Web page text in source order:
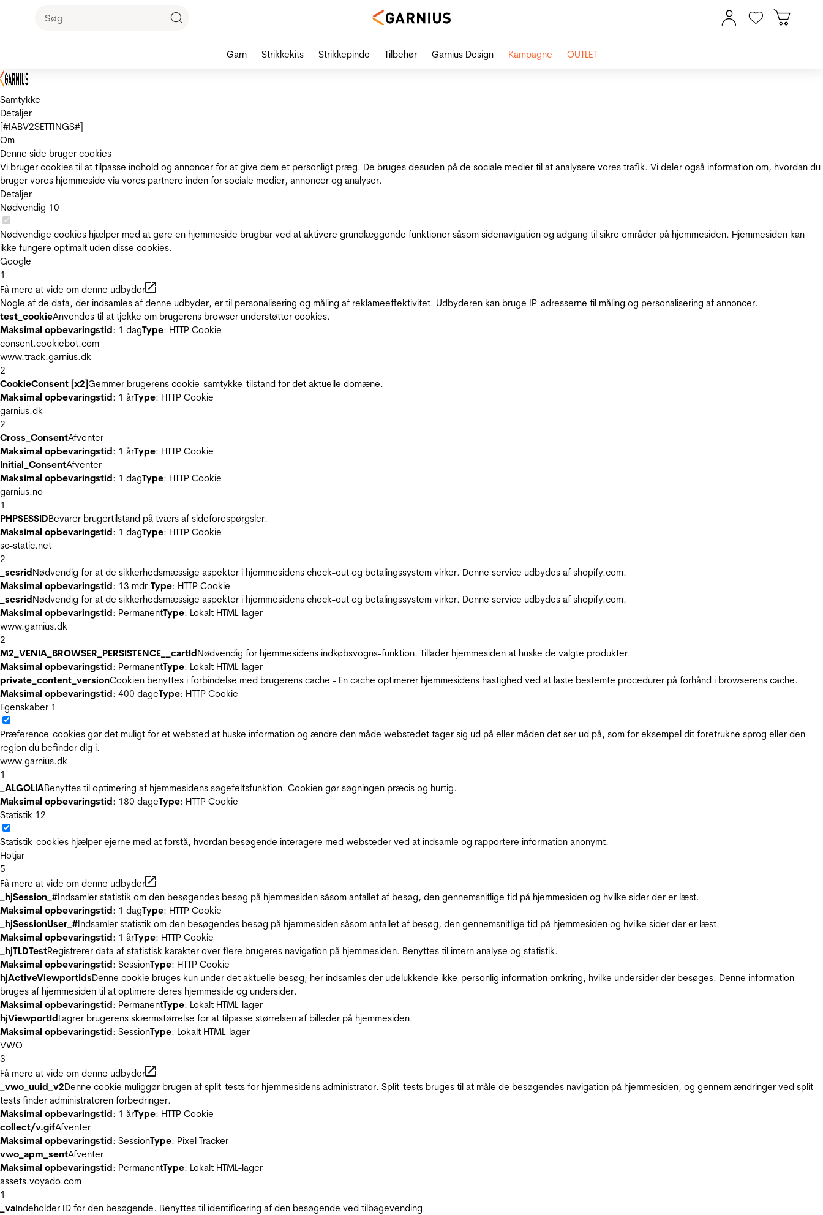
Samtykke
Detaljer
[#IABV2SETTINGS#]
Om
Denne side bruger cookies
Vi bruger cookies til at tilpasse indhold og annoncer for at give dem et personligt præg. De bruges desuden på de sociale medier til at analysere vores trafik. Vi deler også information om, hvordan du
bruger vores hjemmeside via vores partnere inden for sociale medier, annoncer og analyser.
Detaljer
Nødvendig 10
Nødvendige cookies hjælper med at gøre en hjemmeside brugbar ved at aktivere grundlæggende funktioner såsom sidenavigation og adgang til sikre områder på hjemmesiden. Hjemmesiden kan
ikke fungere optimalt uden disse cookies.
Google
1
Få mere at vide om denne udbyder
Nogle af de data, der indsamles af denne udbyder, er til personalisering og måling af reklameeffektivitet. Udbyderen kan bruge IP-adresserne til måling og personalisering af annoncer.
test_cookieAnvendes til at tjekke om brugerens browser understøtter cookies.
Maksimal opbevaringstid: 1 dagType: HTTP Cookie
consent.cookiebot.com
www.track.garnius.dk
2
CookieConsent [x2]Gemmer brugerens cookie-samtykke-tilstand for det aktuelle domæne.
Maksimal opbevaringstid: 1 årType: HTTP Cookie
garnius.dk
2
Cross_ConsentAfventer
Maksimal opbevaringstid: 1 årType: HTTP Cookie
Initial_ConsentAfventer
Maksimal opbevaringstid: 1 dagType: HTTP Cookie
garnius.no
1
PHPSESSIDBevarer brugertilstand på tværs af sideforespørgsler.
Maksimal opbevaringstid: 1 dagType: HTTP Cookie
sc-static.net
2
_scsridNødvendig for at de sikkerhedsmæssige aspekter i hjemmesidens check-out og betalingssystem virker. Denne service udbydes af shopify.com.
Maksimal opbevaringstid: 13 mdr.Type: HTTP Cookie
_scsridNødvendig for at de sikkerhedsmæssige aspekter i hjemmesidens check-out og betalingssystem virker. Denne service udbydes af shopify.com.
Maksimal opbevaringstid: PermanentType: Lokalt HTML-lager
www.garnius.dk
2
M2_VENIA_BROWSER_PERSISTENCE__cartIdNødvendig for hjemmesidens indkøbsvogns-funktion. Tillader hjemmesiden at huske de valgte produkter.
Maksimal opbevaringstid: PermanentType: Lokalt HTML-lager
private_content_versionCookien benyttes i forbindelse med brugerens cache - En cache optimerer hjemmesidens hastighed ved at laste bestemte procedurer på forhånd i browserens cache.
Maksimal opbevaringstid: 400 dageType: HTTP Cookie
Egenskaber 1
Præference-cookies gør det muligt for et websted at huske information og ændre den måde webstedet tager sig ud på eller måden det ser ud på, som for eksempel dit foretrukne sprog eller den
region du befinder dig i.
www.garnius.dk
1
_ALGOLIABenyttes til optimering af hjemmesidens søgefeltsfunktion. Cookien gør søgningen præcis og hurtig.
Maksimal opbevaringstid: 180 dageType: HTTP Cookie
Statistik 12
Statistik-cookies hjælper ejerne med at forstå, hvordan besøgende interagere med websteder ved at indsamle og rapportere information anonymt.
Hotjar
5
Få mere at vide om denne udbyder
_hjSession_#Indsamler statistik om den besøgendes besøg på hjemmesiden såsom antallet af besøg, den gennemsnitlige tid på hjemmesiden og hvilke sider der er læst.
Maksimal opbevaringstid: 1 dagType: HTTP Cookie
_hjSessionUser_#Indsamler statistik om den besøgendes besøg på hjemmesiden såsom antallet af besøg, den gennemsnitlige tid på hjemmesiden og hvilke sider der er læst.
Maksimal opbevaringstid: 1 årType: HTTP Cookie
_hjTLDTestRegistrerer data af statistisk karakter over flere brugeres navigation på hjemmesiden. Benyttes til intern analyse og statistik.
Maksimal opbevaringstid: SessionType: HTTP Cookie
hjActiveViewportIdsDenne cookie bruges kun under det aktuelle besøg; her indsamles der udelukkende ikke-personlig information omkring, hvilke undersider der besøges. Denne information
bruges af hjemmesiden til at optimere deres hjemmeside og undersider.
Maksimal opbevaringstid: PermanentType: Lokalt HTML-lager
hjViewportIdLagrer brugerens skærmstørrelse for at tilpasse størrelsen af billeder på hjemmesiden.
Maksimal opbevaringstid: SessionType: Lokalt HTML-lager
VWO
3
Få mere at vide om denne udbyder
_vwo_uuid_v2Denne cookie muliggør brugen af split-tests for hjemmesidens administrator. Split-tests bruges til at måle de besøgendes navigation på hjemmesiden, og gennem ændringer ved split-
tests finder administratoren forbedringer.
Maksimal opbevaringstid: 1 årType: HTTP Cookie
collect/v.gifAfventer
Maksimal opbevaringstid: SessionType: Pixel Tracker
vwo_apm_sentAfventer
Maksimal opbevaringstid: PermanentType: Lokalt HTML-lager
assets.voyado.com
1
_vaIndeholder ID for den besøgende. Benyttes til identificering af den besøgende ved tilbagevending.
Garn Strikkekits Strikkepinde Tilbehør Garnius Design Kampagne OUTLET